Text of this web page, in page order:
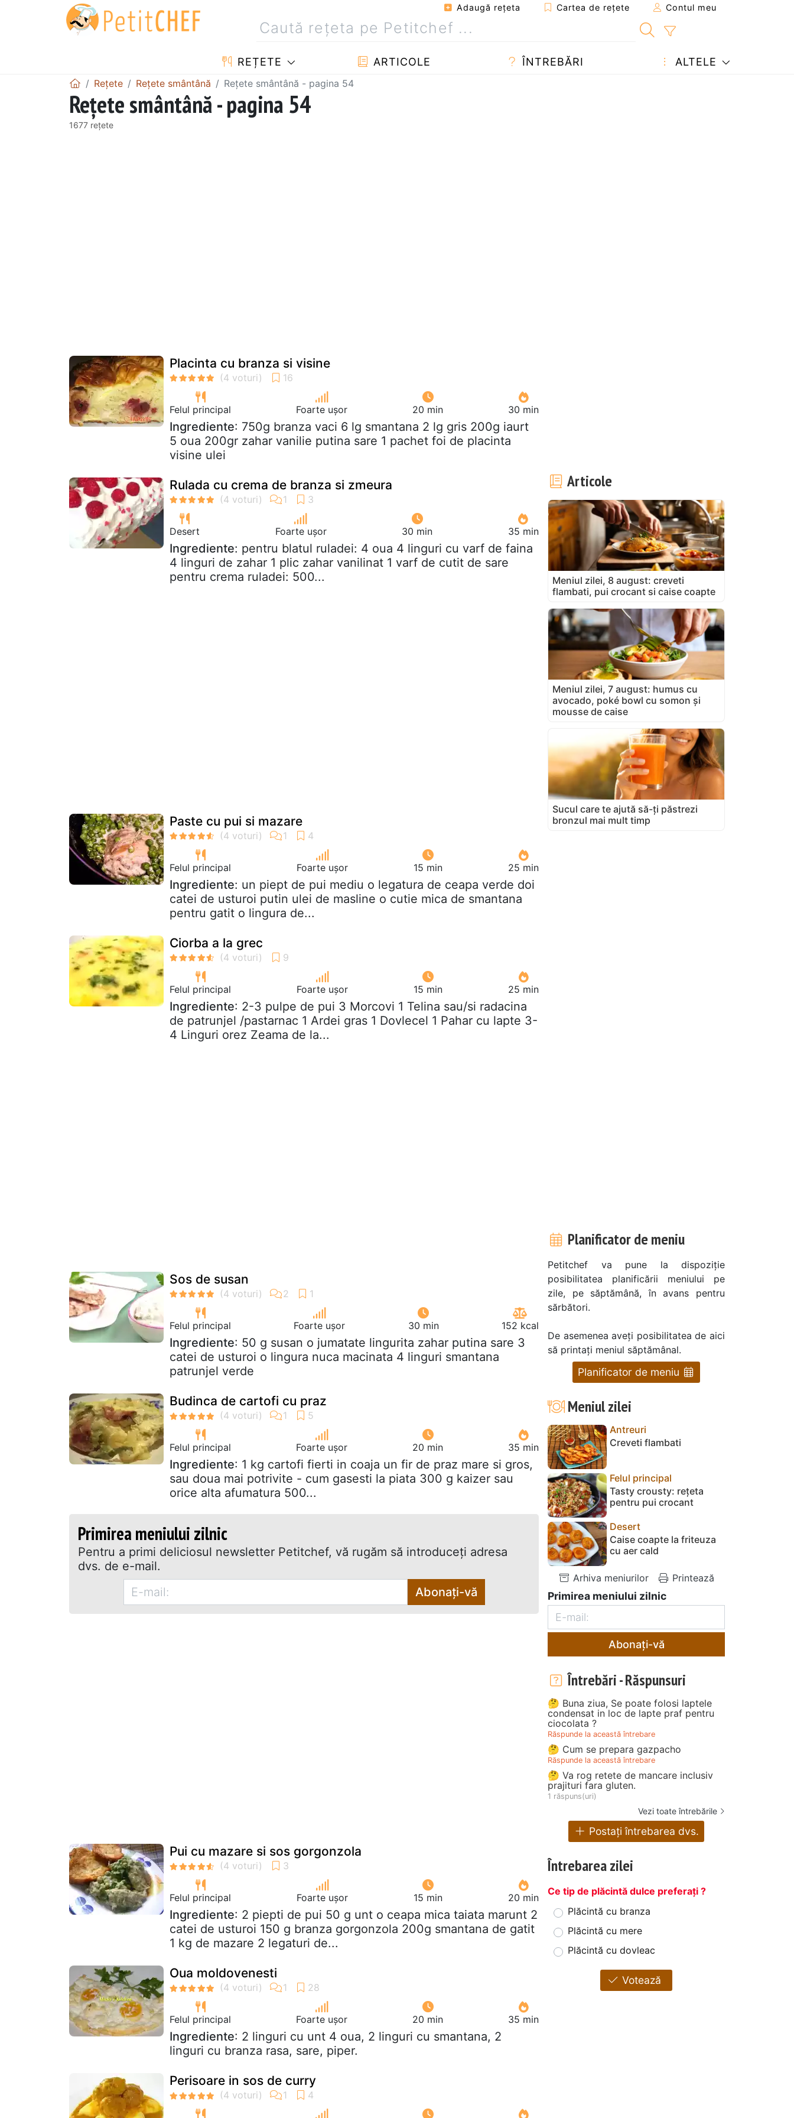
Adaugă reţeta Cartea de rețete Contul meu
REȚETE ARTICOLE ÎNTREBĂRI ALTELE
Rețete Rețete smântână Rețete smântână - pagina 54
Rețete smântână - pagina 54
1677 rețete
Placinta cu branza si visine
Felul principal Foarte ușor 20 min 30 min
Ingrediente: 750g branza vaci 6 lg smantana 2 lg gris 200g iaurt
5 oua 200gr zahar vanilie putina sare 1 pachet foi de placinta
visine ulei
Rulada cu crema de branza si zmeura
Desert Foarte ușor 30 min 35 min
Ingrediente: pentru blatul ruladei: 4 oua 4 linguri cu varf de faina
4 linguri de zahar 1 plic zahar vanilinat 1 varf de cutit de sare
pentru crema ruladei: 500...
Paste cu pui si mazare
Felul principal Foarte ușor 15 min 25 min
Ingrediente: un piept de pui mediu o legatura de ceapa verde doi
catei de usturoi putin ulei de masline o cutie mica de smantana
pentru gatit o lingura de...
Ciorba a la grec
Felul principal Foarte ușor 15 min 25 min
Ingrediente: 2-3 pulpe de pui 3 Morcovi 1 Telina sau/si radacina
de patrunjel /pastarnac 1 Ardei gras 1 Dovlecel 1 Pahar cu lapte 3-
4 Linguri orez Zeama de la...
Sos de susan
Felul principal Foarte ușor 30 min 152 kcal
Ingrediente: 50 g susan o jumatate lingurita zahar putina sare 3
catei de usturoi o lingura nuca macinata 4 linguri smantana
patrunjel verde
Budinca de cartofi cu praz
Felul principal Foarte ușor 20 min 35 min
Ingrediente: 1 kg cartofi fierti in coaja un fir de praz mare si gros,
sau doua mai potrivite - cum gasesti la piata 300 g kaizer sau
orice alta afumatura 500...
Primirea meniului zilnic
Pentru a primi deliciosul newsletter Petitchef, vă rugăm să introduceţi adresa
dvs. de e-mail.
Abonați-vă
Pui cu mazare si sos gorgonzola
Felul principal Foarte ușor 15 min 20 min
Ingrediente: 2 piepti de pui 50 g unt o ceapa mica taiata marunt 2
catei de usturoi 150 g branza gorgonzola 200g smantana de gatit
1 kg de mazare 2 legaturi de...
Oua moldovenesti
Felul principal Foarte ușor 20 min 35 min
Ingrediente: 2 linguri cu unt 4 oua, 2 linguri cu smantana, 2
linguri cu branza rasa, sare, piper.
Perisoare in sos de curry
Articole
Meniul zilei, 8 august: creveti
flambati, pui crocant si caise coapte
Meniul zilei, 7 august: humus cu
avocado, poké bowl cu somon și
mousse de caise
Sucul care te ajută să-ți păstrezi
bronzul mai mult timp
Planificator de meniu
Petitchef va pune la dispoziție
posibilitatea planificării meniului pe
zile, pe săptămână, în avans pentru
sărbători.
De asemenea aveți posibilitatea de aici
să printați meniul săptămânal.
Planificator de meniu
Meniul zilei
Antreuri
Creveti flambati
Felul principal
Tasty crousty: rețeta
pentru pui crocant
Desert
Caise coapte la friteuza
cu aer cald
Arhiva meniurilor Printează
Primirea meniului zilnic
Abonați-vă
Întrebări - Răspunsuri
🤔 Buna ziua, Se poate folosi laptele
condensat in loc de lapte praf pentru
ciocolata ?
Răspunde la această întrebare
🤔 Cum se prepara gazpacho
Răspunde la această întrebare
🤔 Va rog retete de mancare inclusiv
prajituri fara gluten.
1 răspuns(uri)
Vezi toate întrebările
Postați întrebarea dvs.
Întrebarea zilei
Ce tip de plăcintă dulce preferați ?
Plăcintă cu branza
Plăcintă cu mere
Plăcintă cu dovleac
Votează